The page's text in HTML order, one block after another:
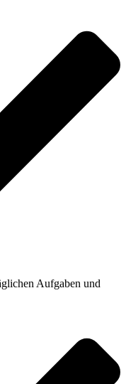
Aufgaben und